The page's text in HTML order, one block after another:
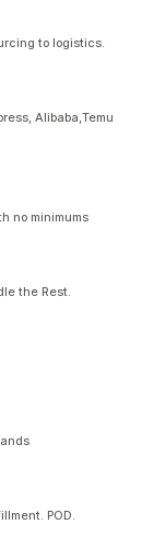
to logistics.
Alibaba,Temu
no minimums
the Rest.
POD.